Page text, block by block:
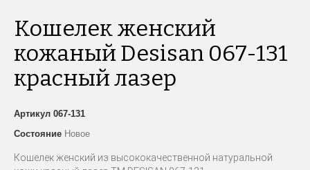
Кошелек женский
кожаный Desisan 067-131
красный лазер
Артикул 067-131
Состояние Новое
Кошелек женский из высококачественной натуральной